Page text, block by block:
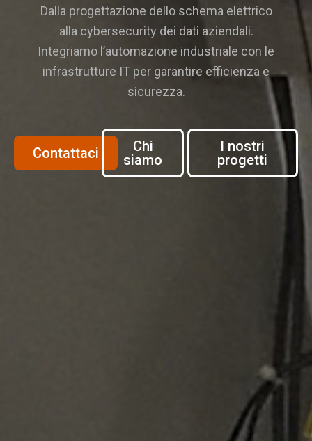
Dalla progettazione dello schema elettrico
alla cybersecurity dei dati aziendali.
Integriamo l’automazione industriale con le
infrastrutture IT per garantire efficienza e
sicurezza.
Contattaci
Chi
siamo
I nostri
progetti